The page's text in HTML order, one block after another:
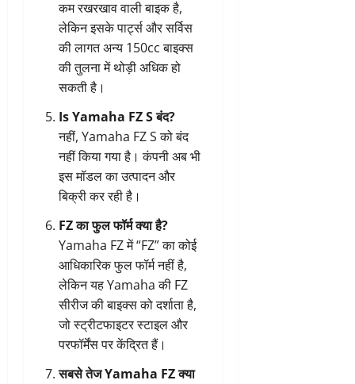
कम रखरखाव वाली बाइक है,
लेकिन इसके पार्ट्स और सर्विस
की लागत अन्य 150cc बाइक्स
की तुलना में थोड़ी अधिक हो
सकती है।
Is Yamaha FZ S बंद?
नहीं, Yamaha FZ S को बंद
नहीं किया गया है। कंपनी अब भी
इस मॉडल का उत्पादन और
बिक्री कर रही है।
FZ का फुल फॉर्म क्या है?
Yamaha FZ में “FZ” का कोई
आधिकारिक फुल फॉर्म नहीं है,
लेकिन यह Yamaha की FZ
सीरीज की बाइक्स को दर्शाता है,
जो स्ट्रीटफाइटर स्टाइल और
परफॉर्मेंस पर केंद्रित हैं।
सबसे तेज Yamaha FZ क्या